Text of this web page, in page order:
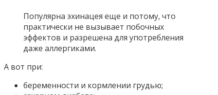
Популярна эхинацея еще и потому, что
практически не вызывает побочных
эффектов и разрешена для употребления
даже аллергиками.
А вот при:
беременности и кормлении грудью;